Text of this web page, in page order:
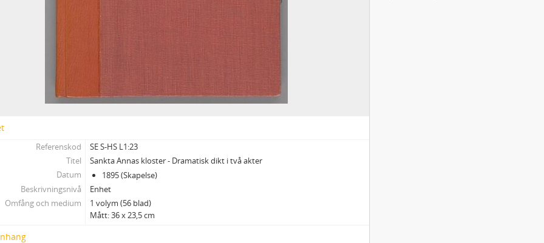
Referenskod
SE S-HS L1:23
Titel
Sankta Annas kloster - Dramatisk dikt i två akter
Datum
1895 (Skapelse)
Beskrivningsnivå
Enhet
Omfång och medium
1 volym (56 blad)
Mått: 36 x 23,5 cm